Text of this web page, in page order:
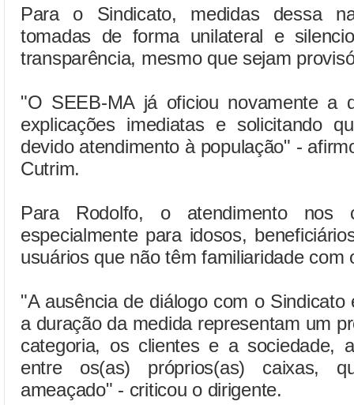
Para o Sindicato, medidas dessa
tomadas de forma unilateral e
transparência, mesmo que sejam
"O SEEB-MA já oficiou novamente a
explicações imediatas e solicitando
devido atendimento à população" -
Cutrim.
Para Rodolfo, o atendimento nos
especialmente para idosos,
usuários que não têm familiaridade com
"A ausência de diálogo com o
a duração da medida representam um
categoria, os clientes e a sociedade,
entre os(as) próprios(as) caixas,
ameaçado" - criticou o dirigente.